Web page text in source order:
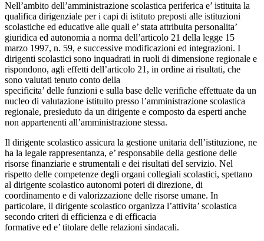
Nell’ambito dell’amministrazione scolastica periferica e’ istituita la
qualifica dirigenziale per i capi di istituto preposti alle istituzioni
scolastiche ed educative alle quali e’ stata attribuita personalita’
giuridica ed autonomia a norma dell’articolo 21 della legge 15
marzo 1997, n. 59, e successive modificazioni ed integrazioni. I
dirigenti scolastici sono inquadrati in ruoli di dimensione regionale e
rispondono, agli effetti dell’articolo 21, in ordine ai risultati, che
sono valutati tenuto conto della
specificita’ delle funzioni e sulla base delle verifiche effettuate da un
nucleo di valutazione istituito presso l’amministrazione scolastica
regionale, presieduto da un dirigente e composto da esperti anche
non appartenenti all’amministrazione stessa.
Il dirigente scolastico assicura la gestione unitaria dell’istituzione, ne
ha la legale rappresentanza, e’ responsabile della gestione delle
risorse finanziarie e strumentali e dei risultati deI servizio. Nel
rispetto delle competenze degli organi collegiali scolastici, spettano
al dirigente scolastico autonomi poteri di direzione, di
coordinamento e di valorizzazione delle risorse umane. In
particolare, il dirigente scolastico organizza l’attivita’ scolastica
secondo criteri di efficienza e di efficacia
formative ed e’ titolare delle relazioni sindacali.